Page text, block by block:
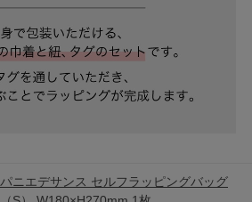
パニエデサンス セルフラッピングバッグ